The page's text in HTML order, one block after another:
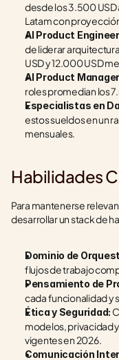
desde los 3.500
Latam con
AI Product
de liderar
USD y 12.000 USD
AI Product
roles promedian los
Especialistas en
estos sueldos en un
mensuales.
Habilidades
Para mantenerse
desarrollar un stack de
Dominio de
flujos de trabajo
Pensamiento de
cada funcionalidad y
Ética y Seguridad:
modelos, privacidad
vigentes en 2026.
Comunicación